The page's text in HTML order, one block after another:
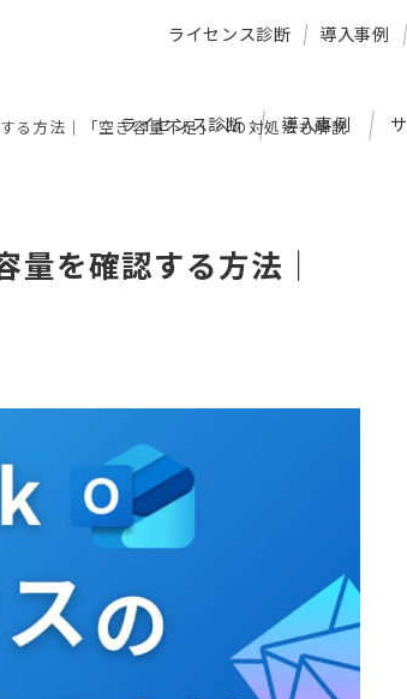
ライセンス診断 導入事例
ライセンス診断 導入事例
る方法｜「空き容量不足」への対処法も解説
を確認する方法｜